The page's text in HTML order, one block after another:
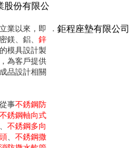
股份有限公
業以來，即
鎂、鋁、 鋅
的模具設計製
為客戶提供
品設計相關
． 鉅程座墊有限公司
事不銹鋼防
不銹鋼軸向式
、 不銹鋼多向
、 不銹鋼撒